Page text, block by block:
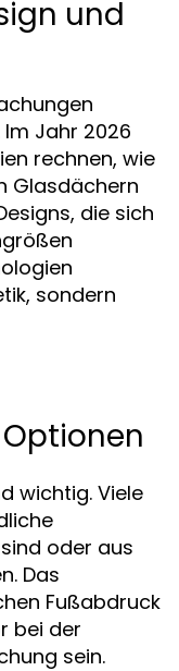
und
Jahr 2026
rechnen, wie
Glasdächern
die sich
sondern
wichtig. Viele
oder aus
Das
Fußabdruck
bei der
sein.